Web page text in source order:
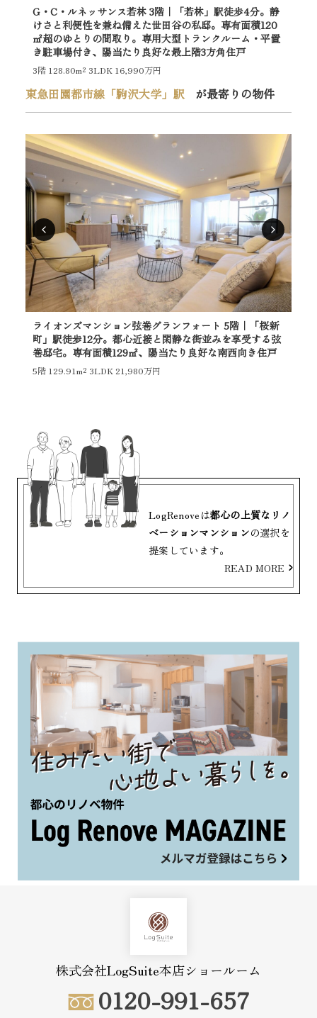
G・C・ルネッサンス若林 3階｜「若林」駅徒歩4分。静
けさと利便性を兼ね備えた世田谷の私邸。専有面積120
㎡超のゆとりの間取り。専用大型トランクルーム・平置
き駐車場付き、陽当たり良好な最上階3方角住戸
3階 128.80m² 3LDK 16,990万円
東急田園都市線「駒沢大学」駅が最寄りの物件
ライオンズマンション弦巻グランフォート 5階｜「桜新
町」駅徒歩12分。都心近接と閑静な街並みを享受する弦
巻邸宅。専有面積129㎡、陽当たり良好な南西向き住戸
5階 129.91m² 3LDK 21,980万円
LogRenoveは都心の上質なリノ
ベーションマンションの選択を
提案しています。
READ MORE
株式会社LogSuite本店ショールーム
0120-991-657